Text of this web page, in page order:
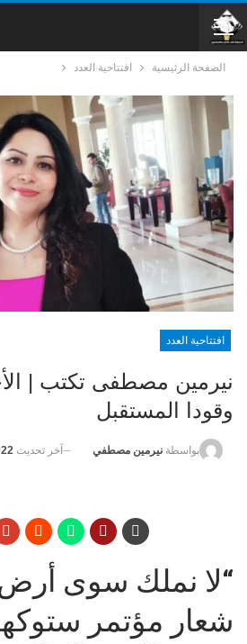
الصفحة الرئيسية افتتاحية العدد
افتتاحية العدد
نيرمين مصطفى تكتب |
وقودا المستقبل
بواسطة نيرمين مصطفي آخر تحديث
“لا نملك سوى
شعار مؤتمر